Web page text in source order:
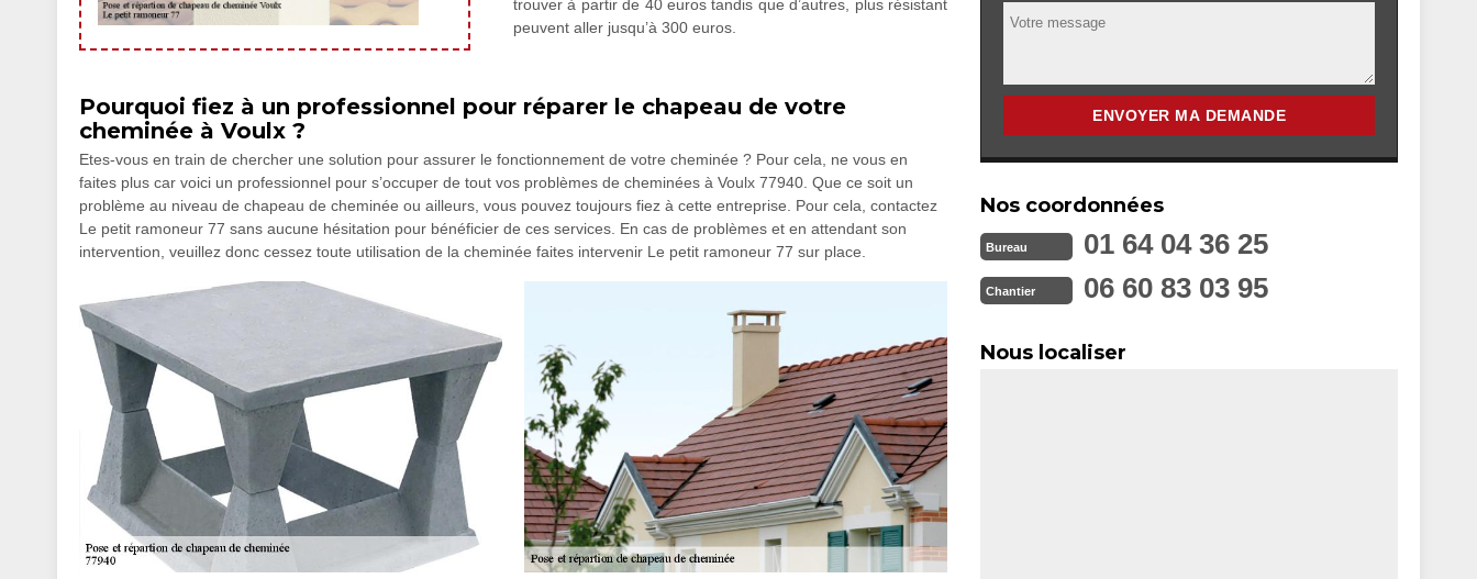
trouver à partir de 40 euros tandis que d’autres, plus résistant
peuvent aller jusqu’à 300 euros.
Pourquoi fiez à un professionnel pour réparer le chapeau de votre
cheminée à Voulx ?
Etes-vous en train de chercher une solution pour assurer le fonctionnement de votre cheminée ? Pour cela, ne vous en
faites plus car voici un professionnel pour s’occuper de tout vos problèmes de cheminées à Voulx 77940. Que ce soit un
problème au niveau de chapeau de cheminée ou ailleurs, vous pouvez toujours fiez à cette entreprise. Pour cela, contactez
Le petit ramoneur 77 sans aucune hésitation pour bénéficier de ces services. En cas de problèmes et en attendant son
intervention, veuillez donc cessez toute utilisation de la cheminée faites intervenir Le petit ramoneur 77 sur place.
Nos coordonnées
Bureau 01 64 04 36 25
Chantier 06 60 83 03 95
Nous localiser